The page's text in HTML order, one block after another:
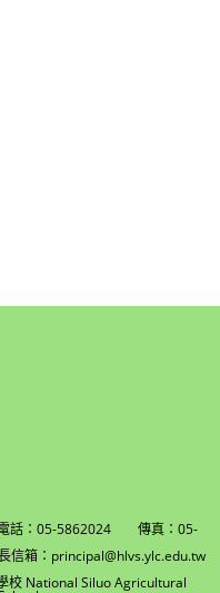
話：05-5862024 傳真：05-
：principal@hlvs.ylc.edu.tw
校 National Siluo Agricultural